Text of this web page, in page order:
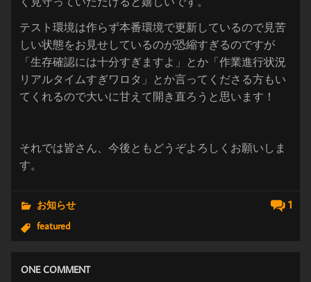
テスト環境は作らず本番環境で更新しているので見苦
しい状態をお見せしているのが恐縮すぎるのですが
「生存確認には十分すぎますよ」とか「作業進行状況
リアルタイムすぎワロタ」とか言ってくださる方もい
てくれるので大いに甘えて開き直ろうと思います！
それでは皆さん、今後ともどうぞよろしくお願いしま
す。
1
お知らせ
featured
ONE COMMENT